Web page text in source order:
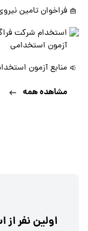
فراخوان تامین
استخدام شرکت
آزمون استخدامی
منابع آزمون
مشاهده همه
اولین نفر